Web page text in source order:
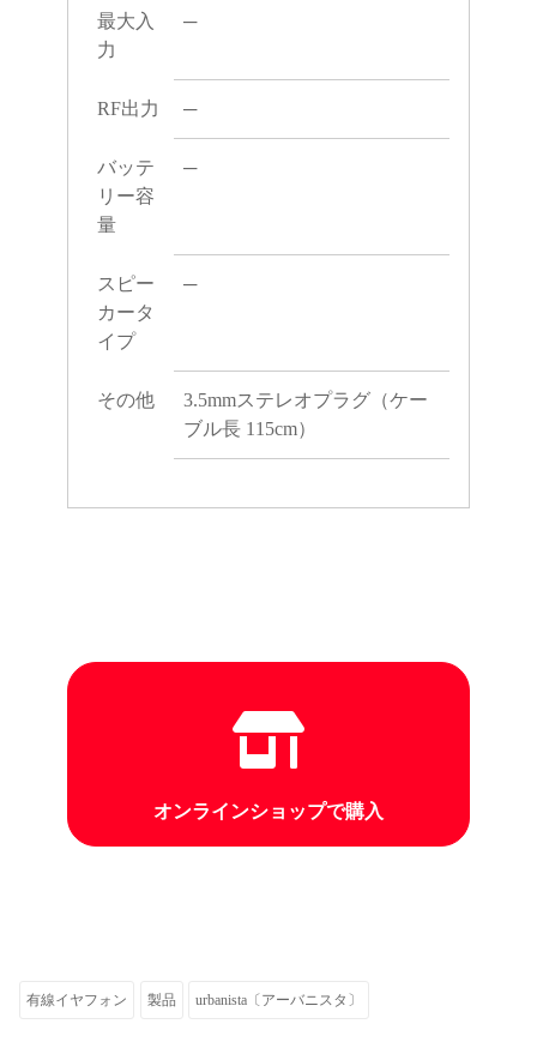
最大入
力
─
RF出力 ─
バッテ
リー容
量
─
スピー
カータ
イプ
─
その他
3.5mmステレオプラグ（ケー
ブル長 115cm）
オンラインショップで購入
有線イヤフォン 製品 urbanista〔アーバニスタ〕